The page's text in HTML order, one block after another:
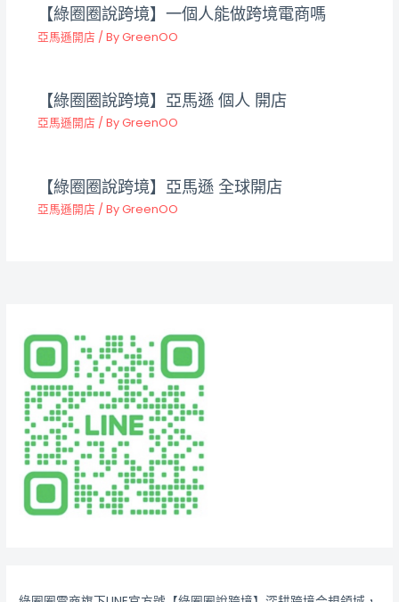
【綠圈圈說跨境】一個人能做跨境電商嗎
亞馬遜開店 / ByGreenOO
【綠圈圈說跨境】亞馬遜 個人 開店
亞馬遜開店 / ByGreenOO
【綠圈圈說跨境】亞馬遜 全球開店
亞馬遜開店 / ByGreenOO